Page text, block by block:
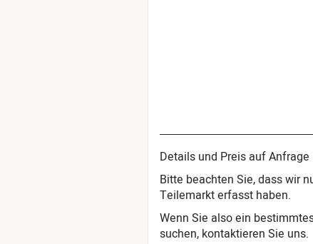
Details und Preis auf Anfrage
Bitte beachten Sie, dass wir
Teilemarkt erfasst haben.
Wenn Sie also ein
suchen, kontaktieren Sie uns.